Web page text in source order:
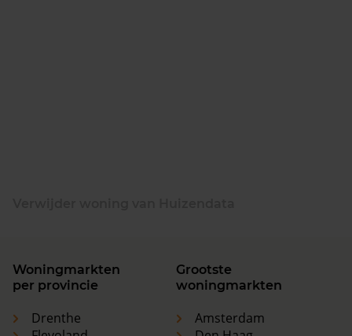
Woningmarkten
per provincie
Drenthe
Grootste
woningmarkten
Amsterdam